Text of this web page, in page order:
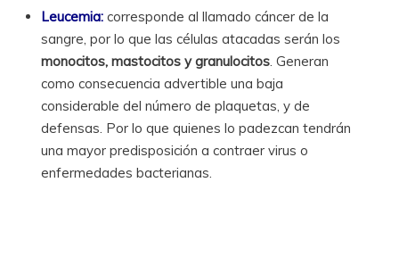
Leucemia: corresponde al llamado cáncer de la
sangre, por lo que las células atacadas serán los
monocitos, mastocitos y granulocitos. Generan
como consecuencia advertible una baja
considerable del número de plaquetas, y de
defensas. Por lo que quienes lo padezcan tendrán
una mayor predisposición a contraer virus o
enfermedades bacterianas.